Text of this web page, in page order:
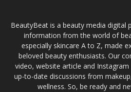
BeautyBeat is a beauty media digital
information from the world of
especially skincare A to Z, made
beloved beauty enthusiasts. Our
video, website article and
up-to-date discussions from
wellness. So, be ready and